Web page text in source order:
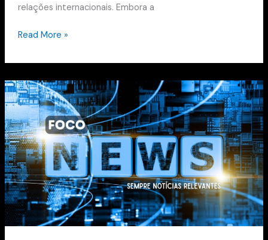
relações internacionais. Embora a
Read More »
O
realinhamento
global
do
cristianismo
exige
novas
abordagens
teológicas